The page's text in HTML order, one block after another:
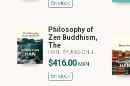
En stock
Philosophy of
Zen Buddhism,
The
HAN, BYUNG-CHUL
$416.00 MXN
En stock